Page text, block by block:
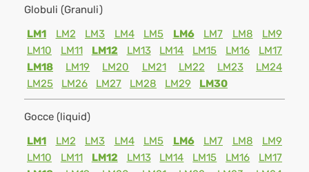
Globuli (Granuli)
LM1
LM2 LM3 LM4 LM5 LM6 LM7 LM8
LM9
LM10
LM11 LM12 LM13 LM14 LM15 LM16
LM17
LM18
LM19 LM20 LM21 LM22 LM23
LM24
LM25
LM26 LM27 LM28 LM29 LM30
Gocce (liquid)
LM1
LM2 LM3 LM4 LM5 LM6 LM7 LM8
LM9
LM10
LM11 LM12 LM13 LM14 LM15 LM16
LM17